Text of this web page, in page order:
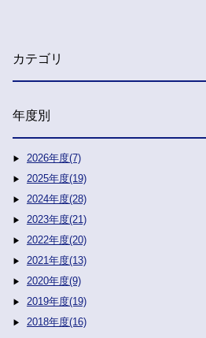
カテゴリ
年度別
2026年度(7)
2025年度(19)
2024年度(28)
2023年度(21)
2022年度(20)
2021年度(13)
2020年度(9)
2019年度(19)
2018年度(16)